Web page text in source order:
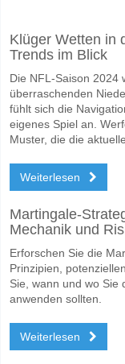
Das Spiel zwischen
Sollentuna FK für den
Werden beide
Ja für Beide Teams
Wofür ist die
Klüger Wetten in
Trends im Blick
Die NFL-Saison 2024
überraschenden
fühlt sich die
eigenes Spiel an.
Muster, die die
Weiterlesen
Martingale-
Mechanik und
Erforschen Sie die
Prinzipien,
Sie, wann und wo Sie
anwenden sollten.
Weiterlesen